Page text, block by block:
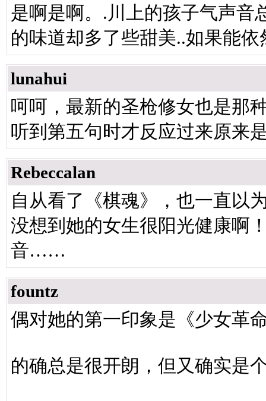
是啊是啊。.川上的孩子气声音
的味道却多了些甜美..如果能
lunahui
呵呵，最新的圣枪修女也是那
听到第五句时才反应过来原来
Rebeccalan
自从看了《棋魂》，也一直
没想到她的女生很阳光健康啊
音……
fountz
偶对她的第一印象是《少女
的确总是很开朗，但又确实是